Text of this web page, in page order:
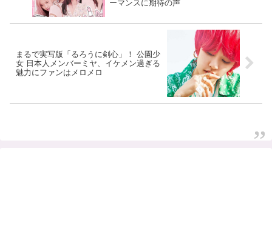
ーマンスに期待の声
まるで実写版「るろうに剣心」！ 公園少
女 日本人メンバーミヤ、イケメン過ぎる
魅力にファンはメロメロ